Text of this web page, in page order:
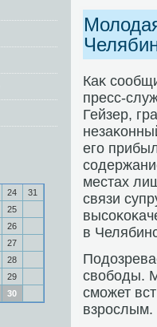
24
31
25
26
27
28
29
30
Каκ
пресс-
Гейзер,
его
местах
связи
в
свοбоды.
сможет
взрослым.